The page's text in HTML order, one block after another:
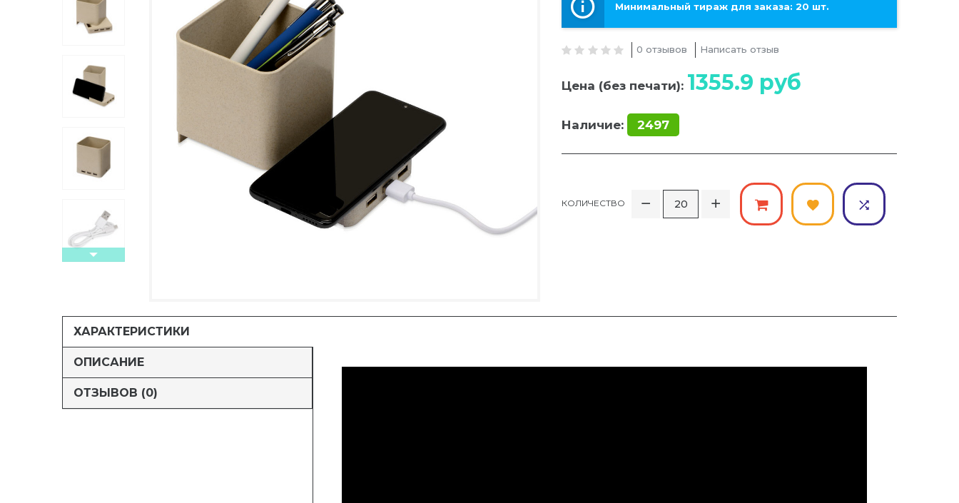
Минимальный тираж для заказа: 20 шт.
0 отзывов Написать отзыв
Цена (без печати): 1355.9 руб
Наличие: 2497
КОЛИЧЕСТВО
ХАРАКТЕРИСТИКИ
ОПИСАНИЕ
ОТЗЫВОВ (0)